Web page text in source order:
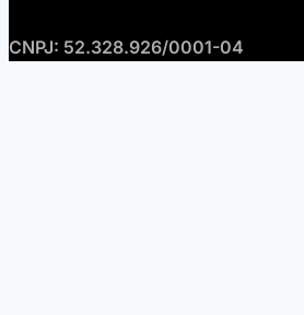
CNPJ: 52.328.926/0001-04